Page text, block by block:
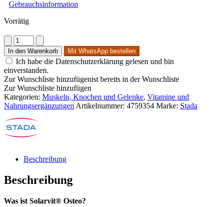
Gebrauchsinformation
Vorrätig
Solarvit®
Osteo
Filmtabletten
Menge
In den Warenkorb Mit WhatsApp bestellen
Ich habe die Datenschutzerklärung gelesen und bin
einverstanden.
Zur Wunschliste hinzufügenist bereits in der Wunschliste
Zur Wunschliste hinzufügen
Kategorien: Muskeln, Knochen und Gelenke, Vitamine und
Nahrungsergänzungen Artikelnummer: 4759354 Marke: Stada
Beschreibung
Beschreibung
Was ist Solarvit® Osteo?